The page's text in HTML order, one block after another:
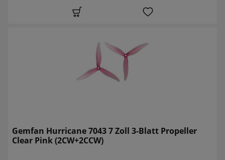
Gemfan Hurricane 7043 7 Zoll 3-Blatt Propeller
Clear Pink (2CW+2CCW)